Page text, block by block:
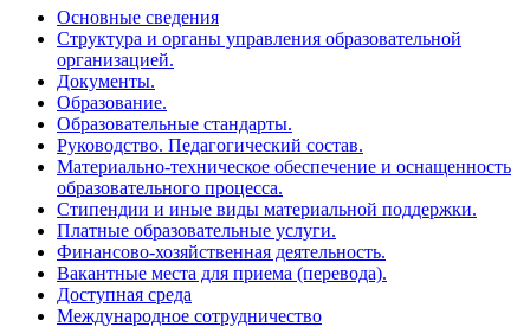
Основные сведения
Структура и органы управления образовательной
организацией.
Документы.
Образование.
Образовательные стандарты.
Руководство. Педагогический состав.
Материально-техническое обеспечение и оснащенность
образовательного процесса.
Стипендии и иные виды материальной поддержки.
Платные образовательные услуги.
Финансово-хозяйственная деятельность.
Вакантные места для приема (перевода).
Доступная среда
Международное сотрудничество